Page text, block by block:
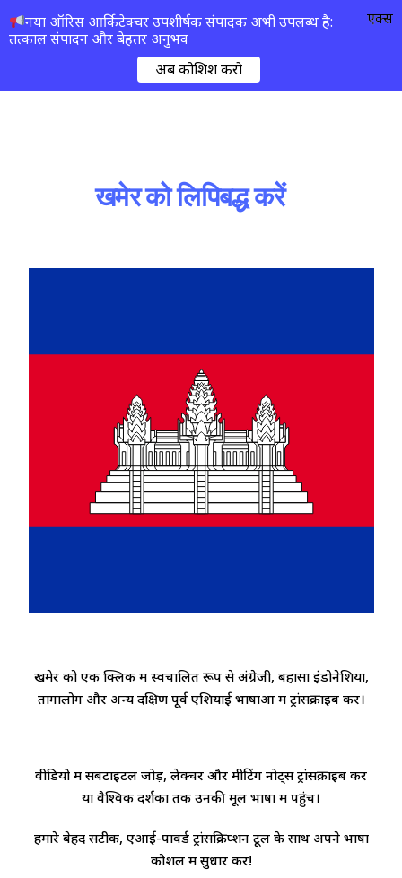
खमेर को लिपिबद्ध करें
खमेर को एक क्लिक में स्वचालित रूप से अंग्रेजी, बहासा इंडोनेशिया,
तागालोग और अन्य दक्षिण पूर्व एशियाई भाषाओं में ट्रांसक्राइब करें।
वीडियो में सबटाइटल जोड़ें, लेक्चर और मीटिंग नोट्स ट्रांसक्राइब करें
या वैश्विक दर्शकों तक उनकी मूल भाषा में पहुंचें।
हमारे बेहद सटीक, एआई-पावर्ड ट्रांसक्रिप्शन टूल के साथ अपने भाषा
कौशल में सुधार करें!
नया ऑरिस आर्किटेक्चर उपशीर्षक संपादक अभी उपलब्ध है:
तत्काल संपादन और बेहतर अनुभव
अब कोशिश करो
एक्स